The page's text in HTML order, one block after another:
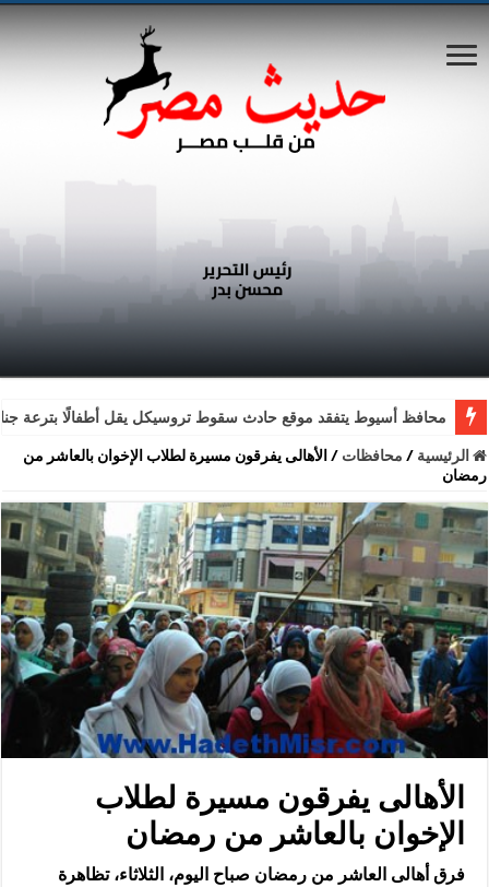
محافظ أسيوط يتفقد موقع حادث سقوط تروسيكل يقل أطفالًا بترعة
الرئيسية / محافظات /الأهالى يفرقون مسيرة لطلاب الإخوان بالعاشر من
رمضان
الأهالى يفرقون مسيرة لطلاب
الإخوان بالعاشر من رمضان
فرق أهالى العاشر من رمضان صباح اليوم، الثلاثاء، تظاهرة